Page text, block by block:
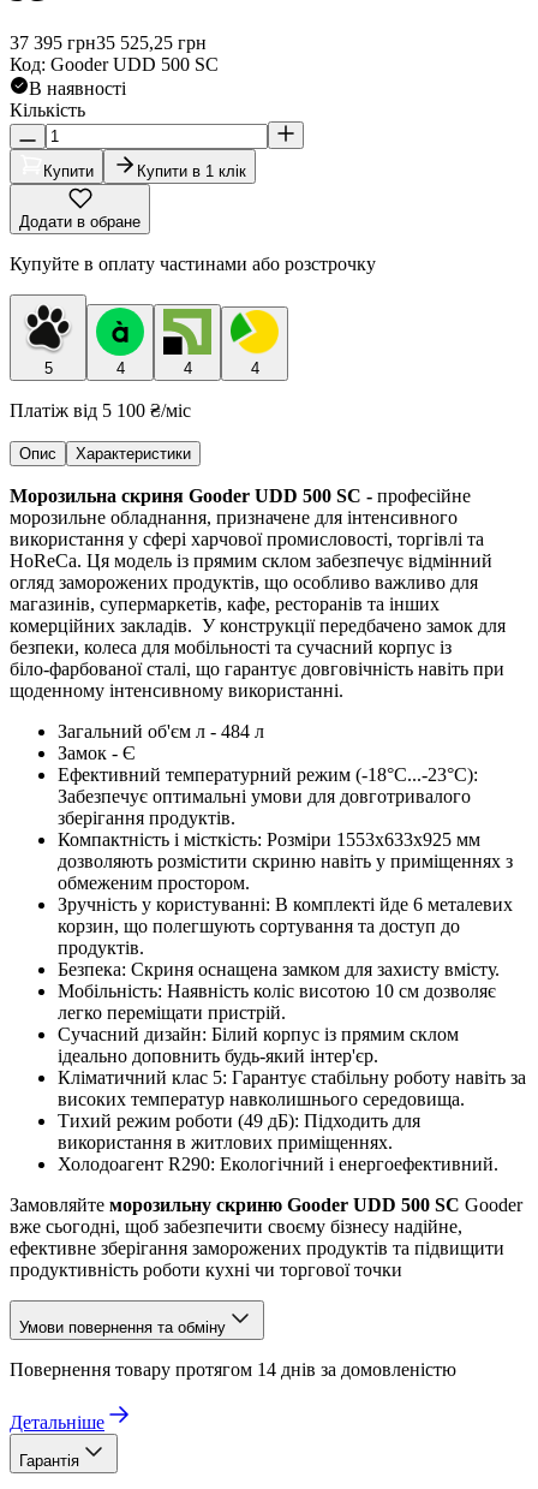
37 395 грн35 525,25 грн
Код: Gooder UDD 500 SC
В наявності
Кількість
Купити Купити в 1 клік
Додати в обране
Купуйте в оплату частинами або розстрочку
5 4 4 4
Платіж від 5 100 ₴/міс
Опис Характеристики
Морозильна скриня Gooder UDD 500 SC - професійне
морозильне обладнання, призначене для інтенсивного
використання у сфері харчової промисловості, торгівлі та
HoReCa. Ця модель із прямим склом забезпечує відмінний
огляд заморожених продуктів, що особливо важливо для
магазинів, супермаркетів, кафе, ресторанів та інших
комерційних закладів. У конструкції передбачено замок для
безпеки, колеса для мобільності та сучасний корпус із
біло‑фарбованої сталі, що гарантує довговічність навіть при
щоденному інтенсивному використанні.
Загальний об'єм л - 484 л
Замок - Є
Ефективний температурний режим (-18°C...-23°C):
Забезпечує оптимальні умови для довготривалого
зберігання продуктів.
Компактність і місткість: Розміри 1553х633х925 мм
дозволяють розмістити скриню навіть у приміщеннях з
обмеженим простором.
Зручність у користуванні: В комплекті йде 6 металевих
корзин, що полегшують сортування та доступ до
продуктів.
Безпека: Скриня оснащена замком для захисту вмісту.
Мобільність: Наявність коліс висотою 10 см дозволяє
легко переміщати пристрій.
Сучасний дизайн: Білий корпус із прямим склом
ідеально доповнить будь-який інтер'єр.
Кліматичний клас 5: Гарантує стабільну роботу навіть за
високих температур навколишнього середовища.
Тихий режим роботи (49 дБ): Підходить для
використання в житлових приміщеннях.
Холодоагент R290: Екологічний і енергоефективний.
Замовляйте морозильну скриню Gooder UDD 500 SC Gooder
вже сьогодні, щоб забезпечити своєму бізнесу надійне,
ефективне зберігання заморожених продуктів та підвищити
продуктивність роботи кухні чи торгової точки
Умови повернення та обміну
Повернення товару протягом 14 днів за домовленістю
Детальніше
Гарантія